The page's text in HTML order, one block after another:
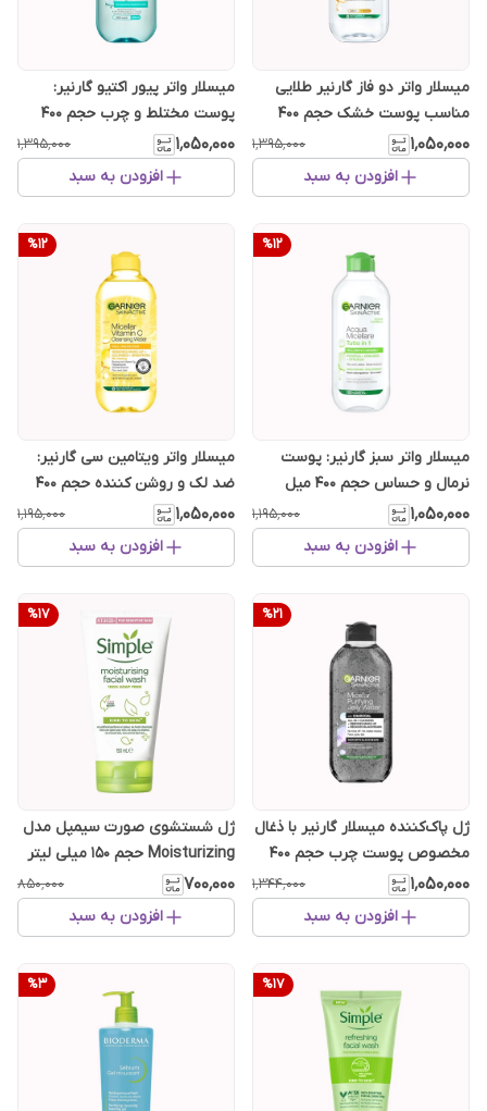
میسلار واتر دو فاز گارنیر طلایی
مناسب پوست خشک حجم 400
میل
۱٬۰۵۰٬۰۰۰ ۱٬۳۹۵٬۰۰۰
افزودن به سبد
میسلار واتر پیور اکتیو گارنیر:
پوست مختلط و چرب حجم 400
میل
۱٬۰۵۰٬۰۰۰ ۱٬۳۹۵٬۰۰۰
افزودن به سبد
%12
میسلار واتر سبز گارنیر: پوست
نرمال و حساس حجم 400 میل
۱٬۰۵۰٬۰۰۰ ۱٬۱۹۵٬۰۰۰
افزودن به سبد
%12
میسلار واتر ویتامین سی گارنیر:
ضد لک و روشن کننده حجم 400
میل
۱٬۰۵۰٬۰۰۰ ۱٬۱۹۵٬۰۰۰
افزودن به سبد
%21
ژل پاک‌کننده میسلار گارنیر با ذغال
مخصوص پوست چرب حجم 400
میل
۱٬۰۵۰٬۰۰۰ ۱٬۳۴۴٬۰۰۰
افزودن به سبد
%17
ژل شستشوی صورت سیمپل مدل
Moisturizing حجم 150 میلی لیتر
۷۰۰٬۰۰۰ ۸۵۰٬۰۰۰
افزودن به سبد
%17
%3